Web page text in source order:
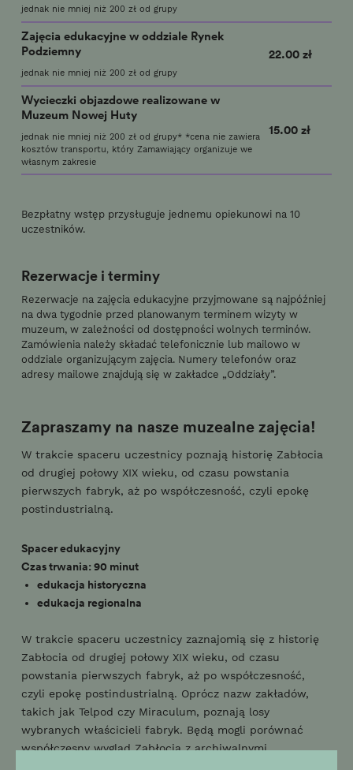
jednak nie mniej niż 200 zł od grupy
Zajęcia edukacyjne w oddziale Rynek
Podziemny
jednak nie mniej niż 200 zł od grupy
22.00 zł
Wycieczki objazdowe realizowane w
Muzeum Nowej Huty
jednak nie mniej niż 200 zł od grupy* *cena nie zawiera
kosztów transportu, który Zamawiający organizuje we
własnym zakresie
15.00 zł
Bezpłatny wstęp przysługuje jednemu opiekunowi na 10
uczestników.
Rezerwacje i terminy
Rezerwacje na zajęcia edukacyjne przyjmowane są najpóźniej
na dwa tygodnie przed planowanym terminem wizyty w
muzeum, w zależności od dostępności wolnych terminów.
Zamówienia należy składać telefonicznie lub mailowo w
oddziale organizującym zajęcia. Numery telefonów oraz
adresy mailowe znajdują się w zakładce „Oddziały”.
Zapraszamy na nasze muzealne zajęcia!
W trakcie spaceru uczestnicy poznają historię Zabłocia
od drugiej połowy XIX wieku, od czasu powstania
pierwszych fabryk, aż po współczesność, czyli epokę
postindustrialną.
Spacer edukacyjny
Czas trwania: 90 minut
edukacja historyczna
edukacja regionalna
W trakcie spaceru uczestnicy zaznajomią się z historię
Zabłocia od drugiej połowy XIX wieku, od czasu
powstania pierwszych fabryk, aż po współczesność,
czyli epokę postindustrialną. Oprócz nazw zakładów,
takich jak Telpod czy Miraculum, poznają losy
wybranych właścicieli fabryk. Będą mogli porównać
współczesny wygląd Zabłocia z archiwalnymi